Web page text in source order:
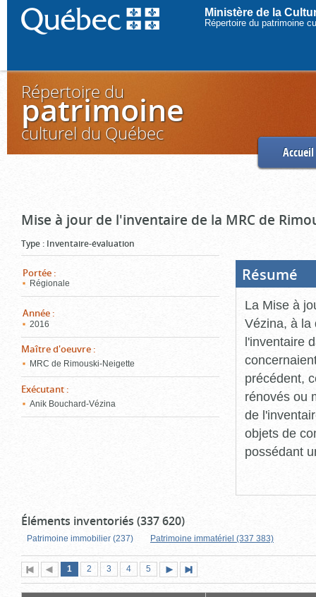
Ministère de la
Répertoire du patrimoine
Répertoire du
patrimoine
culturel du Québec
Accueil
Mise à jour de l'inventaire de la MRC de
Type : Inventaire-évaluation
Portée :
Régionale
Année :
2016
Maître d'oeuvre :
MRC de Rimouski-Neigette
Exécutant :
Anik Bouchard-Vézina
Résumé
La Mise à
Vézina, à la
l'inventaire
précédent,
rénovés ou
de
objets de
possédant
Éléments inventoriés (337 620)
Patrimoine immobilier (237) Patrimoine immatériel (337 383)
Première
page
Page
précédente
Page
1 (page
actuelle)
Page
2 Page
3 Page
4 Page
5
suivante
page